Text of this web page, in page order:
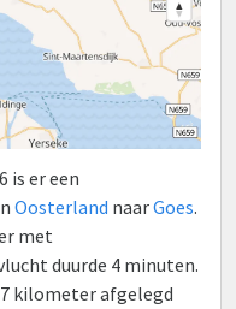
is er een
Oosterland naarGoes.
met
duurde 4 minuten.
kilometer afgelegd